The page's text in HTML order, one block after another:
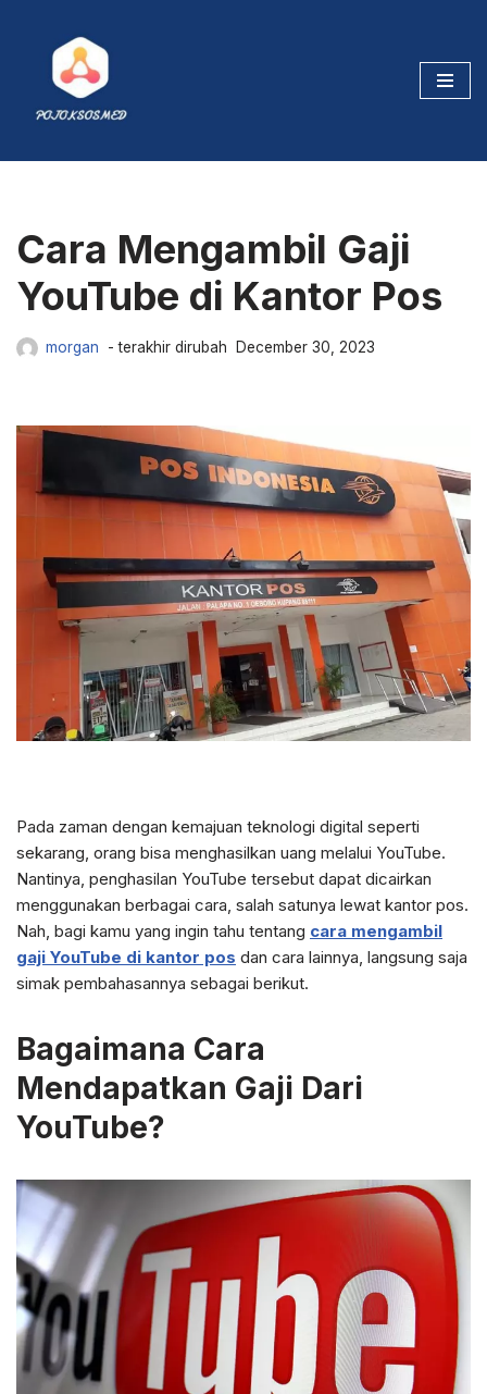
content
Cara Mengambil Gaji
YouTube di Kantor Pos
morgan December 30, 2023
Pada zaman dengan kemajuan teknologi digital seperti
sekarang, orang bisa menghasilkan uang melalui YouTube.
Nantinya, penghasilan YouTube tersebut dapat dicairkan
menggunakan berbagai cara, salah satunya lewat kantor pos.
Nah, bagi kamu yang ingin tahu tentang cara mengambil
gaji YouTube di kantor pos dan cara lainnya, langsung saja
simak pembahasannya sebagai berikut.
Bagaimana Cara
Mendapatkan Gaji Dari
YouTube?
maupun